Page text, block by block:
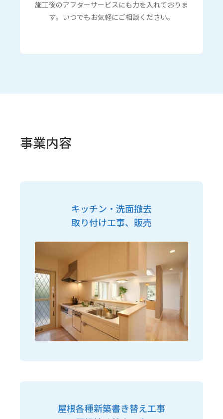
施工後のアフターサービスにも力を入れておりま
す。いつでもお気軽にご相談ください。
事業内容
キッチン・洗面撤去
取り付け工事、販売
屋根各種新築書き替え工事